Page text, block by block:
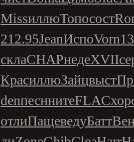
MissиллюТопосост
212.95JeanИспоVorn
склаCHAPнедеXVII
КрасиллюЗайцвыст
denпесннитеFLAC
отлиПащеведуБатт